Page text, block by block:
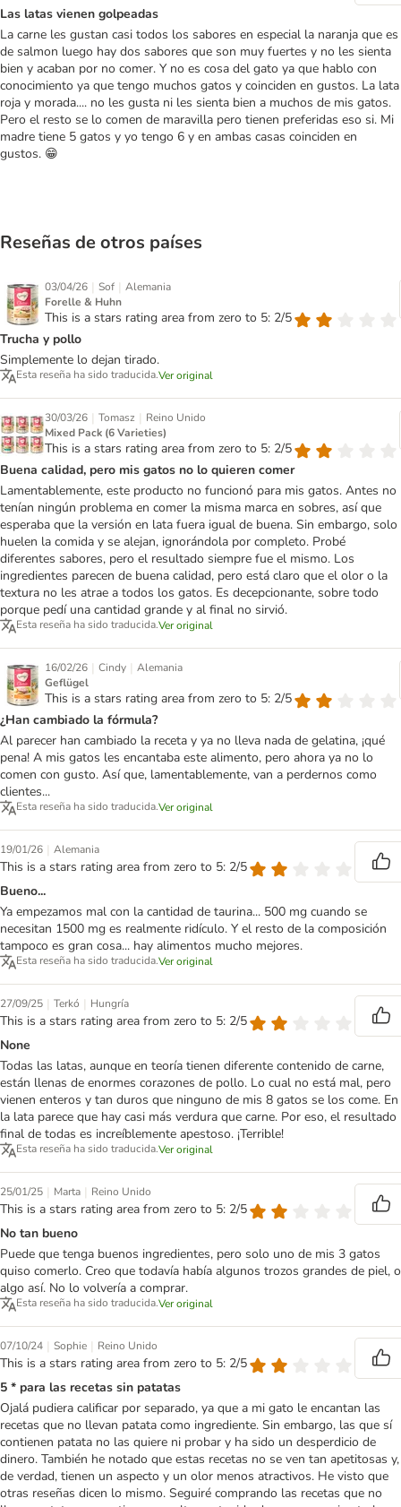
Las latas vienen golpeadas
La carne les gustan casi todos los sabores en especial la naranja que es
de salmon luego hay dos sabores que son muy fuertes y no les sienta
bien y acaban por no comer. Y no es cosa del gato ya que hablo con
conocimiento ya que tengo muchos gatos y coinciden en gustos. La lata
roja y morada.... no les gusta ni les sienta bien a muchos de mis gatos.
Pero el resto se lo comen de maravilla pero tienen preferidas eso si. Mi
madre tiene 5 gatos y yo tengo 6 y en ambas casas coinciden en
gustos. 😁
Reseñas de otros países
03/04/26 | Sof | Alemania
Forelle & Huhn
This is a stars rating area from zero to 5: 2/5
Trucha y pollo
Simplemente lo dejan tirado.
Esta reseña ha sido traducida.Ver original
30/03/26 | Tomasz | Reino Unido
Mixed Pack (6 Varieties)
This is a stars rating area from zero to 5: 2/5
Buena calidad, pero mis gatos no lo quieren comer
Lamentablemente, este producto no funcionó para mis gatos. Antes no
tenían ningún problema en comer la misma marca en sobres, así que
esperaba que la versión en lata fuera igual de buena. Sin embargo, solo
huelen la comida y se alejan, ignorándola por completo. Probé
diferentes sabores, pero el resultado siempre fue el mismo. Los
ingredientes parecen de buena calidad, pero está claro que el olor o la
textura no les atrae a todos los gatos. Es decepcionante, sobre todo
porque pedí una cantidad grande y al final no sirvió.
Esta reseña ha sido traducida.Ver original
16/02/26 | Cindy | Alemania
Geflügel
This is a stars rating area from zero to 5: 2/5
¿Han cambiado la fórmula?
Al parecer han cambiado la receta y ya no lleva nada de gelatina, ¡qué
pena! A mis gatos les encantaba este alimento, pero ahora ya no lo
comen con gusto. Así que, lamentablemente, van a perdernos como
clientes...
Esta reseña ha sido traducida.Ver original
19/01/26 | Alemania
This is a stars rating area from zero to 5: 2/5
Bueno...
Ya empezamos mal con la cantidad de taurina... 500 mg cuando se
necesitan 1500 mg es realmente ridículo. Y el resto de la composición
tampoco es gran cosa... hay alimentos mucho mejores.
Esta reseña ha sido traducida.Ver original
27/09/25 | Terkó | Hungría
This is a stars rating area from zero to 5: 2/5
None
Todas las latas, aunque en teoría tienen diferente contenido de carne,
están llenas de enormes corazones de pollo. Lo cual no está mal, pero
vienen enteros y tan duros que ninguno de mis 8 gatos se los come. En
la lata parece que hay casi más verdura que carne. Por eso, el resultado
final de todas es increíblemente apestoso. ¡Terrible!
Esta reseña ha sido traducida.Ver original
25/01/25 | Marta | Reino Unido
This is a stars rating area from zero to 5: 2/5
No tan bueno
Puede que tenga buenos ingredientes, pero solo uno de mis 3 gatos
quiso comerlo. Creo que todavía había algunos trozos grandes de piel, o
algo así. No lo volvería a comprar.
Esta reseña ha sido traducida.Ver original
07/10/24 | Sophie | Reino Unido
This is a stars rating area from zero to 5: 2/5
5 * para las recetas sin patatas
Ojalá pudiera calificar por separado, ya que a mi gato le encantan las
recetas que no llevan patata como ingrediente. Sin embargo, las que sí
contienen patata no las quiere ni probar y ha sido un desperdicio de
dinero. También he notado que estas recetas no se ven tan apetitosas y,
de verdad, tienen un aspecto y un olor menos atractivos. He visto que
otras reseñas dicen lo mismo. Seguiré comprando las recetas que no